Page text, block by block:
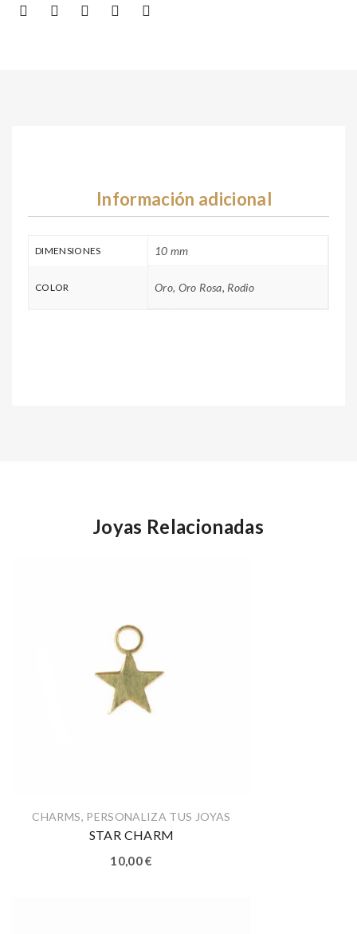
Información adicional
DIMENSIONES 10 mm
COLOR Oro, Oro Rosa, Rodio
Joyas Relacionadas
CHARMS, PERSONALIZA TUS JOYAS
STAR CHARM
10,00€